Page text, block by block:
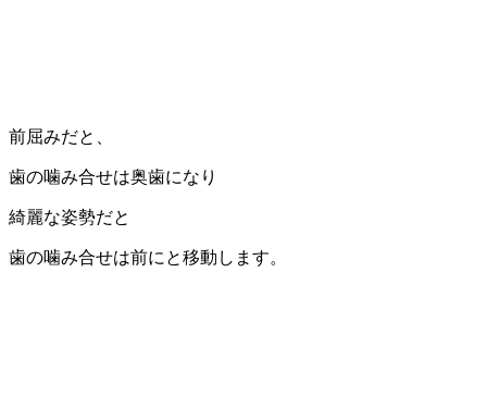
前屈みだと、
歯の噛み合せは奥歯になり
綺麗な姿勢だと
歯の噛み合せは前にと移動します。